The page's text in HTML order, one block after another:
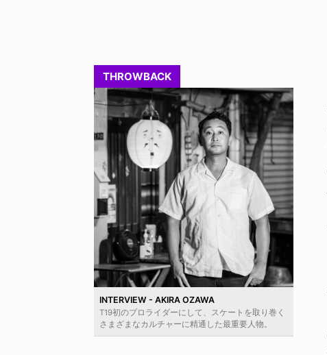
THROWBACK
INTERVIEW - AKIRA OZAWA
T19初のプロライダーにして、スケートを取り巻く
さまざまなカルチャーに精通した最重要人物。